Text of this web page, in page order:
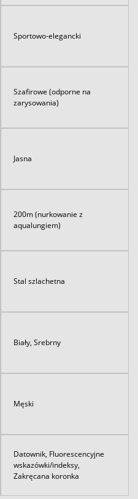
Sportowo-elegancki
Szafirowe (odporne na
zarysowania)
Jasna
200m (nurkowanie z
aqualungiem)
Stal szlachetna
Biały, Srebrny
Męski
Datownik, Fluorescencyjne
wskazówki/indeksy,
Zakręcana koronka